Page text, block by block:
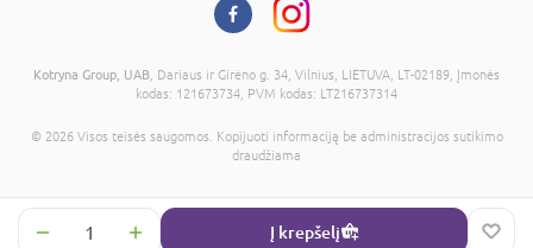
Į krepšelį
Kotryna Group, UAB , Dariaus ir Girėno g. 34, Vilnius, LIETUVA, LT-02189, Įmonės
kodas: 121673734, PVM kodas: LT216737314
© 2026 Visos teisės saugomos. Kopijuoti informaciją be administracijos sutikimo
draudžiama